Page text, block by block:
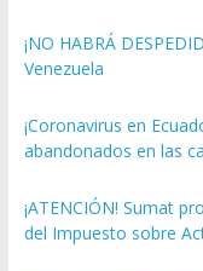
¡NO HABRÁ
Venezuela
¡Coronavirus en
abandonados en las
¡ATENCIÓN! Sumat
del Impuesto sobre